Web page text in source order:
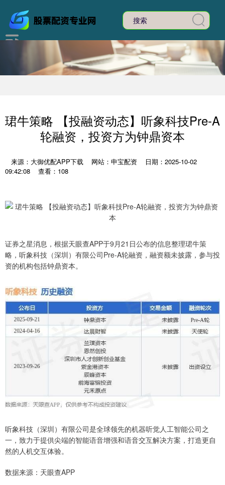
珺牛策略 【投融资动态】听象科技Pre-A
轮融资，投资方为钟鼎资本
来源：大御优配APP下载 网站：申宝配资
日期：2025-10-02
09:42:08
查看：108
证券之星消息，根据天眼查APP于9月21日公布的信息整理珺牛策
略，听象科技（深圳）有限公司Pre-A轮融资，融资额未披露，参与投
资的机构包括钟鼎资本。
听象科技（深圳）有限公司是全球领先的机器听觉人工智能公司之
一，致力于提供尖端的智能语音增强和语音交互解决方案，打造更自
然的人机交互体验。
数据来源：天眼查APP